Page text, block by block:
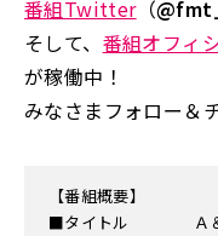
番組Twitter（
そして、 番組オフィ
が稼働中！
みなさまフォロー＆
【番組概要】
■タイトル Ａ＆Ｇ